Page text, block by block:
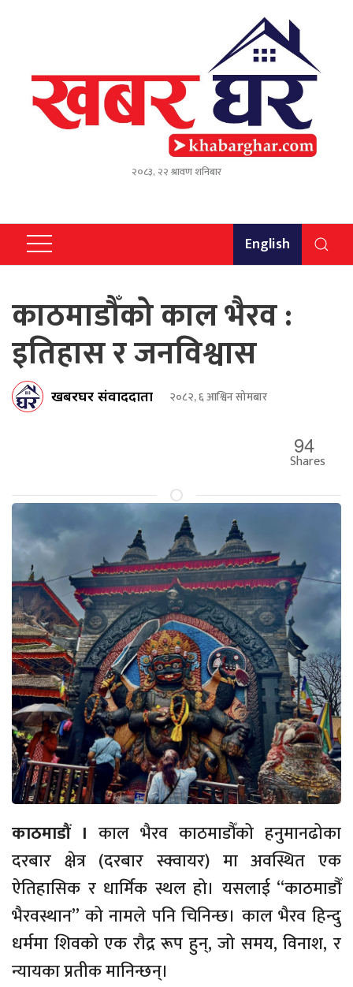
२०८३, २२ श्रावण शनिबार
English
काठमाडौँको काल भैरव :
इतिहास र जनविश्वास
खबरघर संवाददाता २०८२, ६ आश्विन सोमबार
94
Shares
काठमाडौं । काल भैरव काठमाडौँको हनुमानढोका
दरबार क्षेत्र (दरबार स्क्वायर) मा अवस्थित एक
ऐतिहासिक र धार्मिक स्थल हो। यसलाई “काठमाडौँ
भैरवस्थान” को नामले पनि चिनिन्छ। काल भैरव हिन्दु
धर्ममा शिवको एक रौद्र रूप हुन्, जो समय, विनाश, र
न्यायका प्रतीक मानिन्छन्।